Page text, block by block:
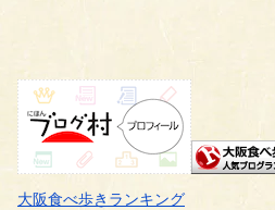
大阪食べ歩きランキング